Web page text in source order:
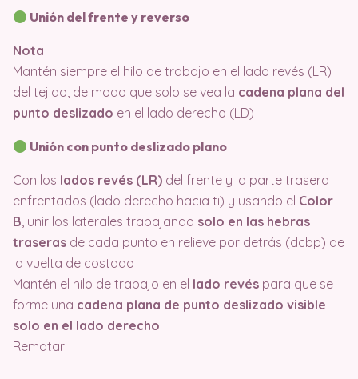
Unión del frente y reverso
Nota
Mantén siempre el hilo de trabajo en el lado revés (LR)
del tejido, de modo que solo se vea la cadena plana del
punto deslizado en el lado derecho (LD)
Unión con punto deslizado plano
Con los lados revés (LR) del frente y la parte trasera
enfrentados (lado derecho hacia ti) y usando el Color
B, unir los laterales trabajando solo en las hebras
traseras de cada punto en relieve por detrás (dcbp) de
la vuelta de costado
Mantén el hilo de trabajo en el lado revés para que se
forme una cadena plana de punto deslizado visible
solo en el lado derecho
Rematar